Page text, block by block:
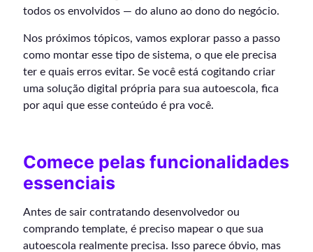
todos os envolvidos — do aluno ao dono do negócio.
Nos próximos tópicos, vamos explorar passo a passo
como montar esse tipo de sistema, o que ele precisa
ter e quais erros evitar. Se você está cogitando criar
uma solução digital própria para sua autoescola, fica
por aqui que esse conteúdo é pra você.
Comece pelas funcionalidades
essenciais
Antes de sair contratando desenvolvedor ou
comprando template, é preciso mapear o que sua
autoescola realmente precisa. Isso parece óbvio, mas